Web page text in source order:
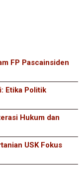
FP Pascainsiden
Etika Politik
Hukum dan
USK Fokus